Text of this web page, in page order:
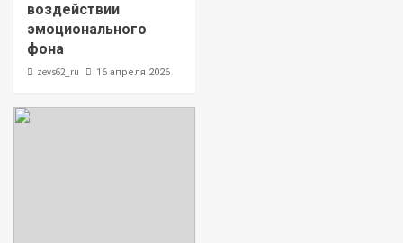
воздействии
эмоционального
фона
zevs62_ru 16 апреля 2026